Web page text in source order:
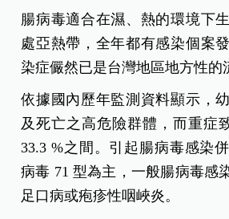
腸病毒適合在濕、熱的環境下
處亞熱帶，全年都有感染個案
染症儼然已是台灣地區地方性的
依據國內歷年監測資料顯示，
及死亡之高危險群體，而重症
33.3 %之間。引起腸病毒感染
病毒 71 型為主，一般腸病毒感
足口病或疱疹性咽峽炎。